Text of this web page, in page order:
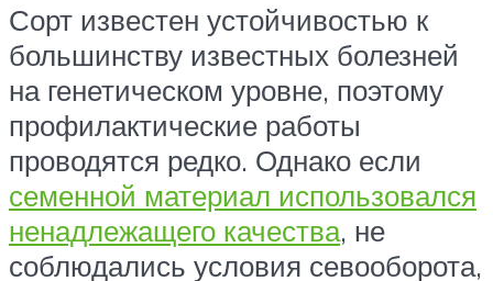
Сорт известен устойчивостью к
большинству известных болезней
на генетическом уровне, поэтому
профилактические работы
проводятся редко. Однако если
семенной материал использовался
ненадлежащего качества, не
соблюдались условия севооборота,